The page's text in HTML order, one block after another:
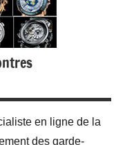
en ligne de la
des garde-